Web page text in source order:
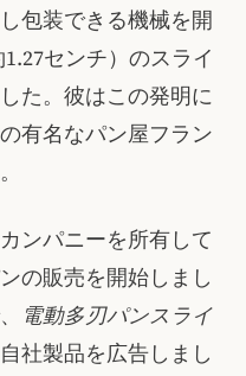
包装できる機械を開
センチ）のスライ
た。彼はこの発明に
有名なパン屋フラン
ンパニーを所有して
の販売を開始しまし
電動多刃パンスライ
社製品を広告しまし